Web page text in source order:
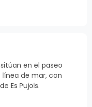
en el paseo
línea de mar, con
Es Pujols.